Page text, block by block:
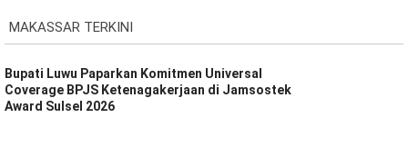
MAKASSAR TERKINI
Bupati Luwu Paparkan Komitmen Universal
Coverage BPJS Ketenagakerjaan di Jamsostek
Award Sulsel 2026